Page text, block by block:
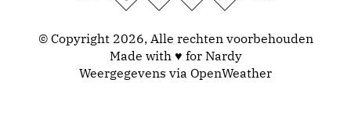
© Copyright 2026, Alle rechten voorbehouden
Made with ♥ for Nardy
Weergegevens via OpenWeather